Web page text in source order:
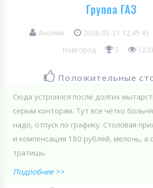
Группа ГАЗ
Аноним 2026-05-21 12:45:45
Новгород
5 1230
Положительные
Сюда устроился после долгих
серым конторам. Тут все четко
надо, отпуск по графику. Столовая
и компенсация 180 рублей, мелочь, а
тратишь.
Подробнее >>